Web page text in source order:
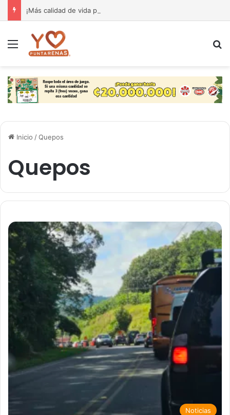
Menú
Inicio /Quepos
Quepos
Noticias